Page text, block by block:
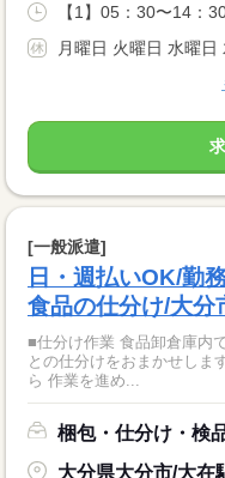
【1】05：30〜14：
月曜日 火曜日 水曜
[一般派遣]
日・週払いOK/勤
食品の仕分け/大分
■仕分け作業 食品卸倉庫内で、 乳製品やお惣菜、飲料などを 店舗ご
との仕分けをおまかせします。 重い物も少なく、 伝票を確認
ら 作業を進め...
梱包・仕分け・検
大分県大分市/大在